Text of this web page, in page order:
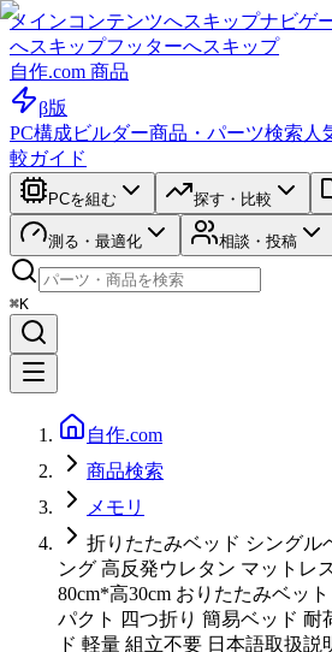
メインコンテンツへスキップナビゲ
へスキップフッターへスキップ
自作.com 商品
β版
PC構成ビルダー商品・パーツ検索 人
較ガイド
PCを組む 探す・比較
測る・最適化 相談・投稿
⌘K
自作.com
商品検索
メモリ
折りたたみベッド シングル
ング 高反発ウレタン マットレ
80cm*高30cm おりたたみベッ
パクト 四つ折り 簡易ベッド 耐
ド 軽量 組立不要 日本語取扱説